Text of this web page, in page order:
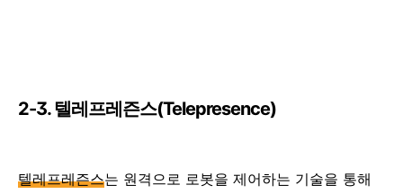
2-3. 텔레프레즌스(Telepresence)
텔레프레즌스는 원격으로 로봇을 제어하는 기술을 통해